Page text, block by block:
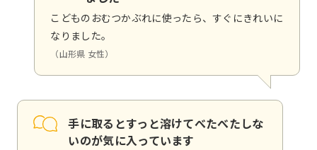
こどものおむつかぶれに使ったら、すぐにきれいに
なりました。
（山形県 女性）
手に取るとすっと溶けてべたべたしな
いのが気に入っています